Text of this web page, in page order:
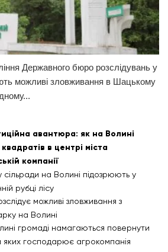
Державного бюро розслідувань у
можливі зловживання в Шацькому
авантюра: як на Волині
в центрі міста
компанії
сільради на Волині підозрюють у
рубці лісу
можливі зловживання з
на Волині
громаді намагаються повернути
яких господарює агрокомпанія